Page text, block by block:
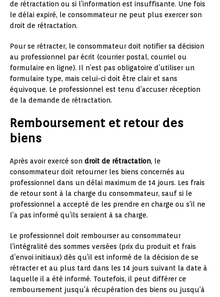
de rétractation ou si l’information est insuffisante. Une fois
le délai expiré, le consommateur ne peut plus exercer son
droit de rétractation.
Pour se rétracter, le consommateur doit notifier sa décision
au professionnel par écrit (courrier postal, courriel ou
formulaire en ligne). Il n’est pas obligatoire d’utiliser un
formulaire type, mais celui-ci doit être clair et sans
équivoque. Le professionnel est tenu d’accuser réception
de la demande de rétractation.
Remboursement et retour des
biens
Après avoir exercé son droit de rétractation, le
consommateur doit retourner les biens concernés au
professionnel dans un délai maximum de 14 jours. Les frais
de retour sont à la charge du consommateur, sauf si le
professionnel a accepté de les prendre en charge ou s’il ne
l’a pas informé qu’ils seraient à sa charge.
Le professionnel doit rembourser au consommateur
l’intégralité des sommes versées (prix du produit et frais
d’envoi initiaux) dès qu’il est informé de la décision de se
rétracter et au plus tard dans les 14 jours suivant la date à
laquelle il a été informé. Toutefois, il peut différer ce
remboursement jusqu’à récupération des biens ou jusqu’à